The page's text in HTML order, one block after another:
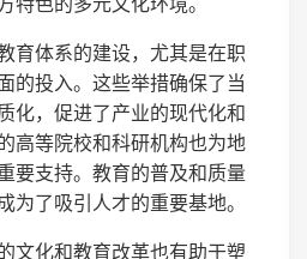
育体系的建设，尤其是在职
的投入。这些举措确保了当
化，促进了产业的现代化和
高等院校和科研机构也为地
要支持。教育的普及和质量
为了吸引人才的重要基地。
文化和教育改革也有助于塑